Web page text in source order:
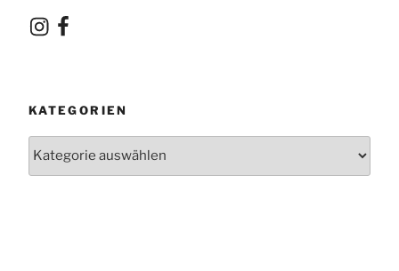
Instagram
Facebook
KATEGORIEN